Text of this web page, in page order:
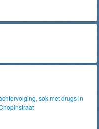
sok met drugs in